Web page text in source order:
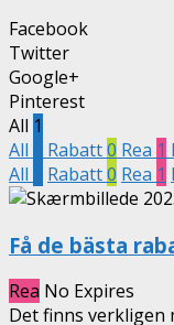
Facebook
Twitter
Google+
Pinterest
All 1
All
Rabatt0 Rea 1
All
Rabatt0 Rea 1
Få de bästa
Rea No Expires
Det finns verkligen